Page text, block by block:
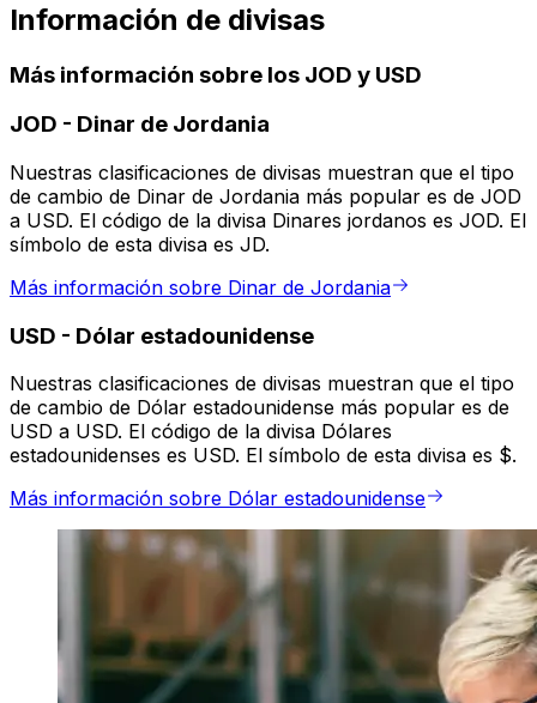
Información de divisas
Más información sobre los JOD y USD
JOD - Dinar de Jordania
Nuestras clasificaciones de divisas muestran que el tipo
de cambio de Dinar de Jordania más popular es de JOD
a USD. El código de la divisa Dinares jordanos es JOD. El
símbolo de esta divisa es JD.
Más información sobre Dinar de Jordania
USD - Dólar estadounidense
Nuestras clasificaciones de divisas muestran que el tipo
de cambio de Dólar estadounidense más popular es de
USD a USD. El código de la divisa Dólares
estadounidenses es USD. El símbolo de esta divisa es $.
Más información sobre Dólar estadounidense